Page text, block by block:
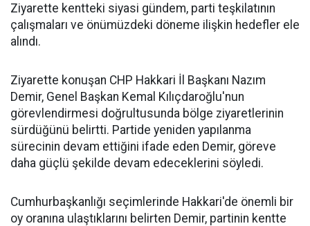
Ziyarette kentteki siyasi gündem, parti teşkilatının
çalışmaları ve önümüzdeki döneme ilişkin hedefler ele
alındı.
Ziyarette konuşan CHP Hakkari İl Başkanı Nazım
Demir, Genel Başkan Kemal Kılıçdaroğlu'nun
görevlendirmesi doğrultusunda bölge ziyaretlerinin
sürdüğünü belirtti. Partide yeniden yapılanma
sürecinin devam ettiğini ifade eden Demir, göreve
daha güçlü şekilde devam edeceklerini söyledi.
Cumhurbaşkanlığı seçimlerinde Hakkari'de önemli bir
oy oranına ulaştıklarını belirten Demir, partinin kentte